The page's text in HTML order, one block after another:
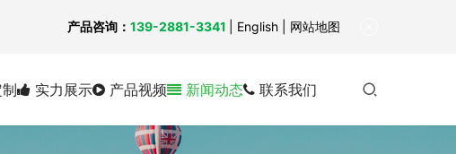
实力展示 产品视频 新闻动态 联系我们
产品咨询： 139-2881-3341 English | 网站地图